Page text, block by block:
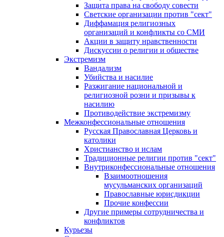
Защита права на свободу совести
Светские организации против "сект"
Диффамация религиозных
организаций и конфликты со СМИ
Акции в защиту нравственности
Дискуссии о религии и обществе
Экстремизм
Вандализм
Убийства и насилие
Разжигание национальной и
религиозной розни и призывы к
насилию
Противодействие экстремизму
Межконфессиональные отношения
Русская Православная Церковь и
католики
Христианство и ислам
Традиционные религии против "сект"
Внутриконфессиональные отношения
Взаимоотношения
мусульманских организаций
Православные юрисдикции
Прочие конфессии
Другие примеры сотрудничества и
конфликтов
Курьезы